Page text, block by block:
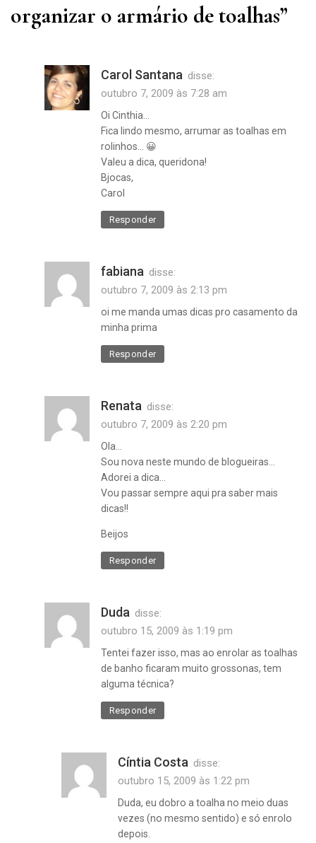
organizar o armário de toalhas”
Carol Santana disse:
outubro 7, 2009 às 7:28 am
Oi Cinthia…
Fica lindo mesmo, arrumar as toalhas em
rolinhos… 😀
Valeu a dica, queridona!
Bjocas,
Carol
Responder
fabiana disse:
outubro 7, 2009 às 2:13 pm
oi me manda umas dicas pro casamento da
minha prima
Responder
Renata disse:
outubro 7, 2009 às 2:20 pm
Ola…
Sou nova neste mundo de blogueiras…
Adorei a dica…
Vou passar sempre aqui pra saber mais
dicas!!
Beijos
Responder
Duda disse:
outubro 15, 2009 às 1:19 pm
Tentei fazer isso, mas ao enrolar as toalhas
de banho ficaram muito grossonas, tem
alguma técnica?
Responder
Cíntia Costa disse:
outubro 15, 2009 às 1:22 pm
Duda, eu dobro a toalha no meio duas
vezes (no mesmo sentido) e só enrolo
depois.